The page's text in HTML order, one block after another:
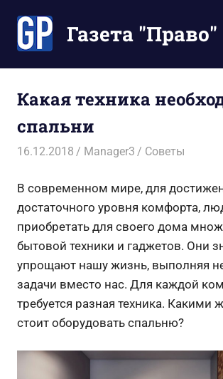
содержимомуГазета "Право"
экономят
Ваше
время
Какая техника
спальни
16.12.2018 Manager3 Советы
В современном мире, для
достаточного уровня комфорта,
приобретать для своего дома
бытовой техники и гаджетов. Они
упрощают нашу жизнь, выполняя
задачи вместо нас. Для каждой
требуется разная техника. Какими
стоит оборудовать спальню?